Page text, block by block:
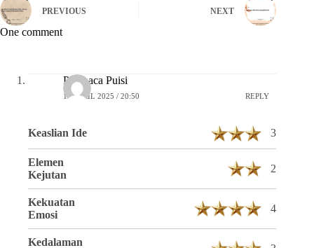
PREVIOUS NEXT
One comment
Pembaca Puisi
16 APRIL 2025 / 20:50 REPLY
Keaslian Ide 3
Elemen
Kejutan
2
Kekuatan
Emosi
4
Kedalaman